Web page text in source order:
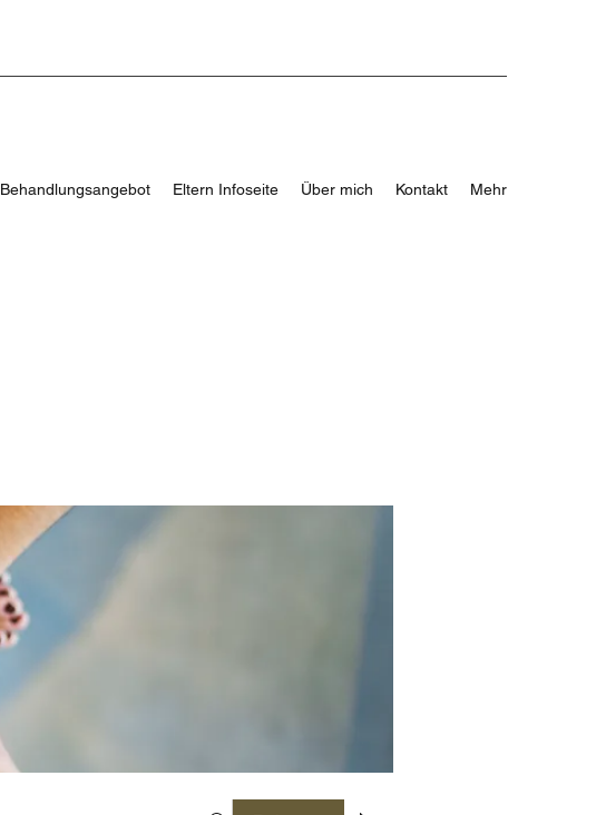
Behandlungsangebot Eltern Infoseite Über mich Kontakt Mehr